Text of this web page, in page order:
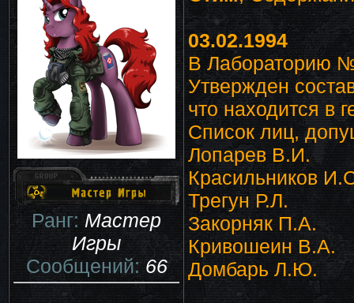
Ранг:Мастер
Игры
Сообщений:66
03.02.1994
В Лабораторию
Утвержден
что находится в
Список лиц,
Лопарев В.И.
Красильников
Трегун Р.Л.
Закорняк П.А.
Кривошеин В.А.
Домбарь Л.Ю.